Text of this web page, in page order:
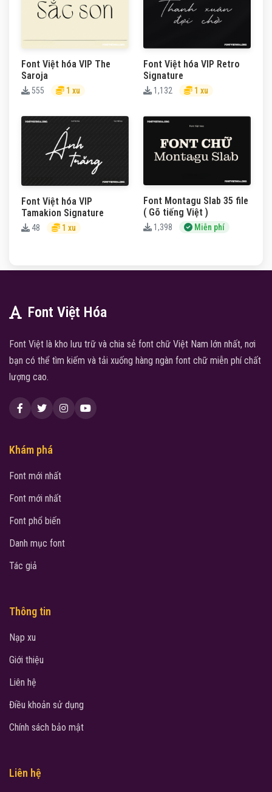
Font Việt hóa VIP The
Saroja
555 1 xu
Font Việt hóa VIP Retro
Signature
1,132 1 xu
Font Việt hóa VIP
Tamakion Signature
48 1 xu
Font Montagu Slab 35 file
( Gõ tiếng Việt )
1,398 Miễn phí
Font Việt Hóa
Font Việt là kho lưu trữ và chia sẻ font chữ Việt Nam lớn nhất, nơi
bạn có thể tìm kiếm và tải xuống hàng ngàn font chữ miễn phí chất
lượng cao.
Khám phá
Font mới nhất
Font mới nhất
Font phổ biến
Danh mục font
Tác giả
Thông tin
Nạp xu
Giới thiệu
Liên hệ
Điều khoản sử dụng
Chính sách bảo mật
Liên hệ